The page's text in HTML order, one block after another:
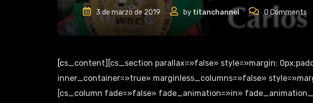
3 de marzo de 2019 by titanchannel 0Comments
[cs_content][cs_section parallax=»false» style=»margin: 0px;padding: 0px;»][cs_row
inner_container=»true» marginless_columns=»false»
[cs_column fade=»false» fade_animation=»in»